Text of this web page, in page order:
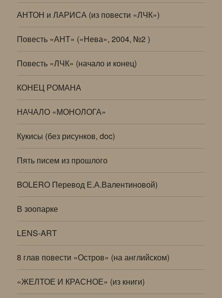
АНТОН и ЛАРИСА (из повести «ЛЧК»)
Повесть «АНТ» («Нева», 2004, №2 )
Повесть «ЛЧК» (начало и конец)
КОНЕЦ РОМАНА
НАЧАЛО «МОНОЛОГА»
Кукисы (без рисунков, doc)
Пять писем из прошлого
BOLERO Перевод Е.А.Валентиновой)
В зоопарке
LENS-ART
8 глав повести «Остров» (на английском)
«ЖЕЛТОЕ И КРАСНОЕ» (из книги)